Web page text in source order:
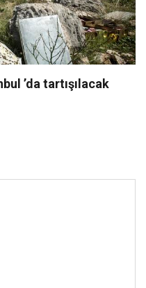
’da tartışılacak